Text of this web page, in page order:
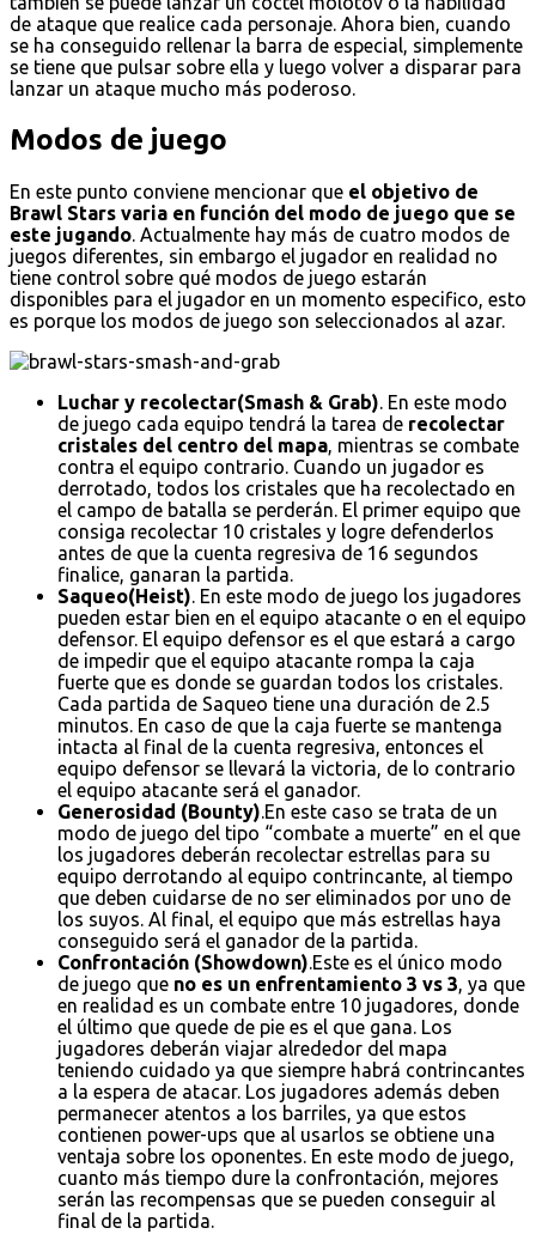
de ataque que realice cada personaje. Ahora bien, cuando
se ha conseguido rellenar la barra de especial, simplemente
se tiene que pulsar sobre ella y luego volver a disparar para
lanzar un ataque mucho más poderoso.
Modos de juego
En este punto conviene mencionar que el objetivo de
Brawl Stars varia en función del modo de juego que se
este jugando. Actualmente hay más de cuatro modos de
juegos diferentes, sin embargo el jugador en realidad no
tiene control sobre qué modos de juego estarán
disponibles para el jugador en un momento especifico, esto
es porque los modos de juego son seleccionados al azar.
Luchar y recolectar(Smash & Grab). En este modo
de juego cada equipo tendrá la tarea de recolectar
cristales del centro del mapa, mientras se combate
contra el equipo contrario. Cuando un jugador es
derrotado, todos los cristales que ha recolectado en
el campo de batalla se perderán. El primer equipo que
consiga recolectar 10 cristales y logre defenderlos
antes de que la cuenta regresiva de 16 segundos
finalice, ganaran la partida.
Saqueo(Heist). En este modo de juego los jugadores
pueden estar bien en el equipo atacante o en el equipo
defensor. El equipo defensor es el que estará a cargo
de impedir que el equipo atacante rompa la caja
fuerte que es donde se guardan todos los cristales.
Cada partida de Saqueo tiene una duración de 2.5
minutos. En caso de que la caja fuerte se mantenga
intacta al final de la cuenta regresiva, entonces el
equipo defensor se llevará la victoria, de lo contrario
el equipo atacante será el ganador.
Generosidad (Bounty).En este caso se trata de un
modo de juego del tipo “combate a muerte” en el que
los jugadores deberán recolectar estrellas para su
equipo derrotando al equipo contrincante, al tiempo
que deben cuidarse de no ser eliminados por uno de
los suyos. Al final, el equipo que más estrellas haya
conseguido será el ganador de la partida.
Confrontación (Showdown).Este es el único modo
de juego que no es un enfrentamiento 3 vs 3, ya que
en realidad es un combate entre 10 jugadores, donde
el último que quede de pie es el que gana. Los
jugadores deberán viajar alrededor del mapa
teniendo cuidado ya que siempre habrá contrincantes
a la espera de atacar. Los jugadores además deben
permanecer atentos a los barriles, ya que estos
contienen power-ups que al usarlos se obtiene una
ventaja sobre los oponentes. En este modo de juego,
cuanto más tiempo dure la confrontación, mejores
serán las recompensas que se pueden conseguir al
final de la partida.